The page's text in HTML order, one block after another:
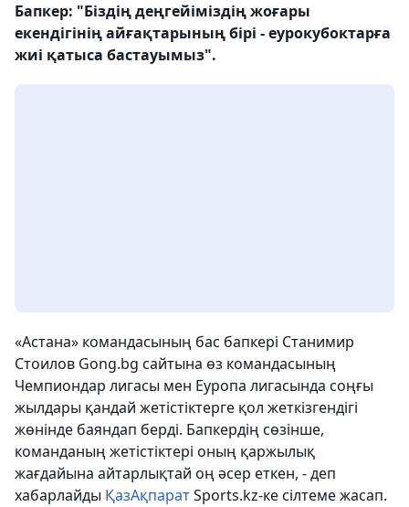
Бапкер: "Біздің деңгейіміздің жоғары
екендігінің айғақтарының бірі - еурокубоктарға
жиі қатыса бастауымыз".
«Астана» командасының бас бапкері Станимир
Стоилов Gong.bg сайтына өз командасының
Чемпиондар лигасы мен Еуропа лигасында соңғы
жылдары қандай жетістіктерге қол жеткізгендігі
жөнінде баяндап берді. Бапкердің сөзінше,
команданың жетістіктері оның қаржылық
жағдайына айтарлықтай оң әсер еткен, - деп
хабарлайды ҚазАқпаратSports.kz-ке сілтеме жасап.